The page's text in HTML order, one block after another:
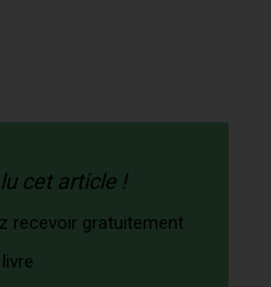
cet article !
recevoir gratuitement